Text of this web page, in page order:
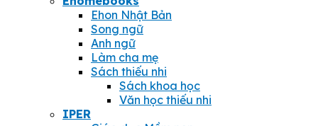
Ehon Nhật Bản
Song ngữ
Anh ngữ
Làm cha mẹ
Sách thiếu nhi
Sách khoa học
Văn học thiếu nhi
IPER